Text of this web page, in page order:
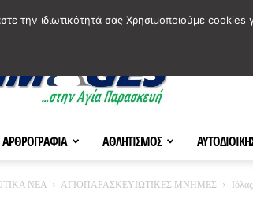
ΑΡΘΡΟΓΡΑΦΙΑ ΑΘΛΗΤΙΣΜΟΣ
ΝΕΑ ΑΓΙΟΠΑΡΑΣΚΕΥΙΩΤΙΚΕΣ ΜΝΗΜΕΣ
την ιδιωτικότητά σας Χρησιμοποιούμε